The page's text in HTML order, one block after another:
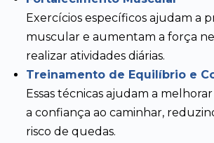
Exercícios específicos ajudam a
muscular e aumentam a força
realizar atividades diárias.
Treinamento de Equilíbrio e
Essas técnicas ajudam a
a confiança ao caminhar,
risco de quedas.